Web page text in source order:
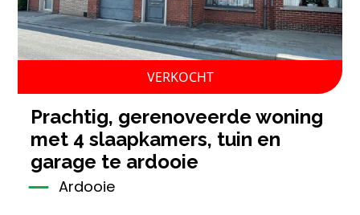
VERKOCHT
prachtig, gerenoveerde woning
met 4 slaapkamers, tuin en
garage te ardooie
Ardooie